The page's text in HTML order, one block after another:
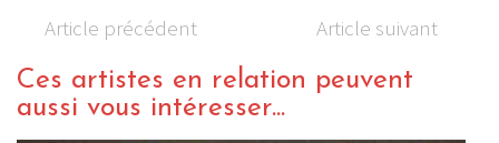
Article précédent Article suivant
Ces artistes en relation peuvent
aussi vous intéresser...